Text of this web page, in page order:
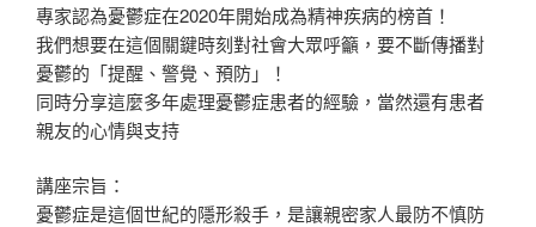
專家認為憂鬱症在2020年開始成為精神疾病的榜首！
我們想要在這個關鍵時刻對社會大眾呼籲，要不斷傳播對
憂鬱的「提醒、警覺、預防」！
同時分享這麼多年處理憂鬱症患者的經驗，當然還有患者
親友的心情與支持
講座宗旨：
憂鬱症是這個世紀的隱形殺手，是讓親密家人最防不慎防